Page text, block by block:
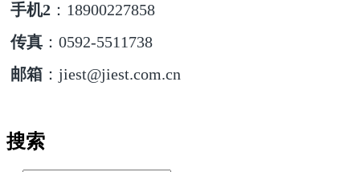
手机2 ：18900227858
传真 ：0592-5511738
邮箱 ：jiest@jiest.com.cn
搜索